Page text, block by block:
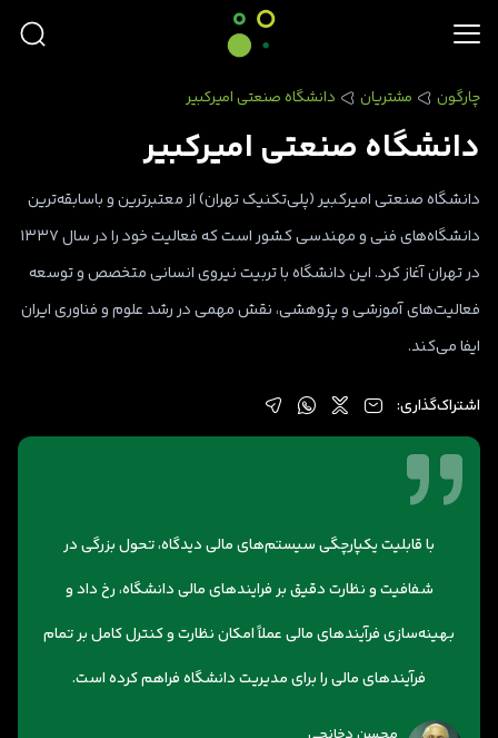
چارگون مشتریان دانشگاه صنعتی امیرکبیر
دانشگاه صنعتی امیرکبیر
دانشگاه صنعتی امیرکبیر (پلی‌تکنیک تهران) از معتبرترین و باسابقه‌ترین
دانشگاه‌های فنی و مهندسی کشور است که فعالیت خود را در سال ۱۳۳۷
در تهران آغاز کرد. این دانشگاه با تربیت نیروی انسانی متخصص و توسعه
فعالیت‌های آموزشی و پژوهشی، نقش مهمی در رشد علوم و فناوری ایران
ایفا می‌کند.
اشتراک‌گذاری:
با قابلیت یکپارچگی سیستم‌های مالی دیدگاه، تحول بزرگی در
شفافیت و نظارت دقیق بر فرایندهای مالی دانشگاه، رخ داد و
بهینه‌سازی فرآیندهای مالی عملاً امکان نظارت و کنترل کامل بر تمام
فرآیندهای مالی را برای مدیریت دانشگاه فراهم کرده است.